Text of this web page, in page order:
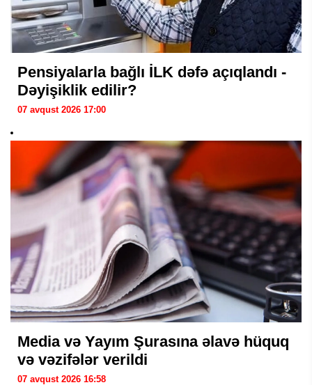
Pensiyalarla bağlı İLK dəfə açıqlandı -
Dəyişiklik edilir?
07 avqust 2026 17:00
Media və Yayım Şurasına əlavə hüquq
və vəzifələr verildi
07 avqust 2026 16:58